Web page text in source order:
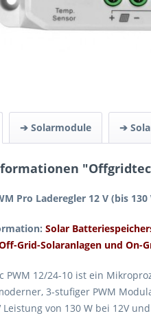
➔ Solarmodule ➔
"Offgridtec
Pro Laderegler 12 V (bis 130
Solar
Grid-Solaranlagen und On-
PWM 12/24-10 ist ein
3-stufiger PWM
Leistung von 130 W bei 12V